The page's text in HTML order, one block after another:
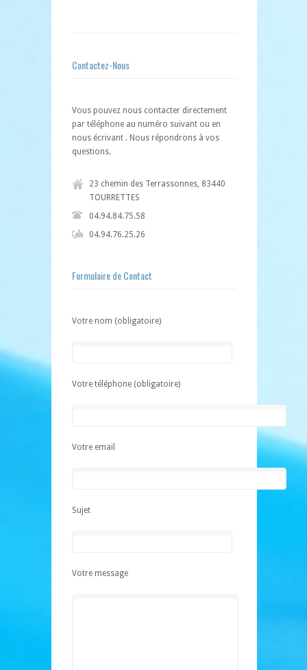
Contactez-Nous
Vous pouvez nous contacter directement
par téléphone au numéro suivant ou en
nous écrivant . Nous répondrons à vos
questions.
23 chemin des Terrassonnes, 83440
TOURRETTES
04.94.84.75.58
04.94.76.25.26
Formulaire de Contact
Votre nom (obligatoire)
Votre téléphone (obligatoire)
Votre email
Sujet
Votre message